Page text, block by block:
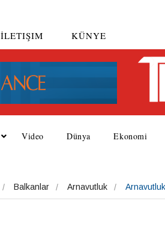
İLETIŞIM KÜNYE
Video Dünya Ekonomi
Balkanlar Arnavutluk